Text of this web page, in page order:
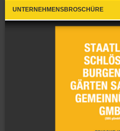
UNTERNEHMENSBROSCHÜRE